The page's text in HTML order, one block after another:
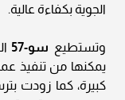
الجوية بكفاءة عالية.
وتستطيع سو-57
يمكنها من تنفيذ
كبيرة، كما زودت